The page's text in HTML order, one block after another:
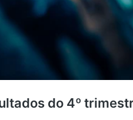
do 4º